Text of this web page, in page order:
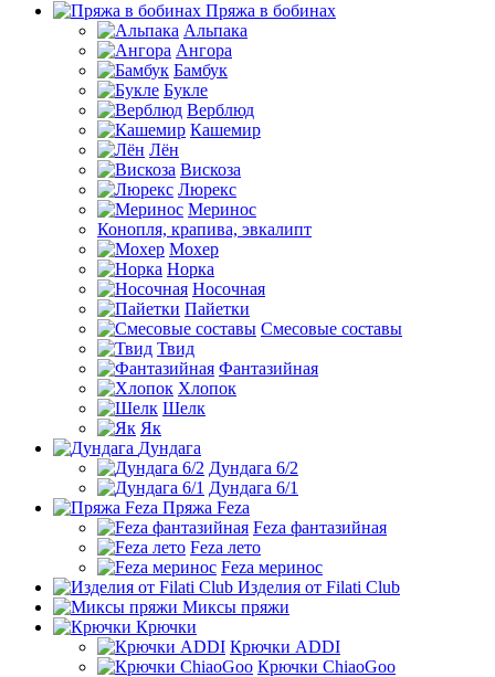
Пряжа в бобинах
Альпака
Ангора
Бамбук
Букле
Верблюд
Кашемир
Лён
Вискоза
Люрекс
Меринос
Конопля, крапива, эвкалипт
Мохер
Норка
Носочная
Пайетки
Смесовые составы
Твид
Фантазийная
Хлопок
Шелк
Як
Дундага
Дундага 6/2
Дундага 6/1
Пряжа Feza
Feza фантазийная
Feza лето
Feza меринос
Изделия от Filati Club
Миксы пряжи
Крючки
Крючки ADDI
Крючки ChiaoGoo